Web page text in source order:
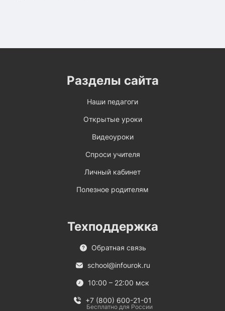
Разделы сайта
Наши педагоги
Открытые уроки
Видеоуроки
Спроси учителя
Личный кабинет
Полезное родителям
Техподдержка
Обратная связь
school@infourok.ru
10:00 – 22:00 мск
+7 (800) 600-21-01
Бесплатно для России